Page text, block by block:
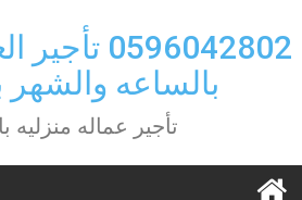
to
content
0596042802
بالساعه والشهر
تأجير عماله منزليه